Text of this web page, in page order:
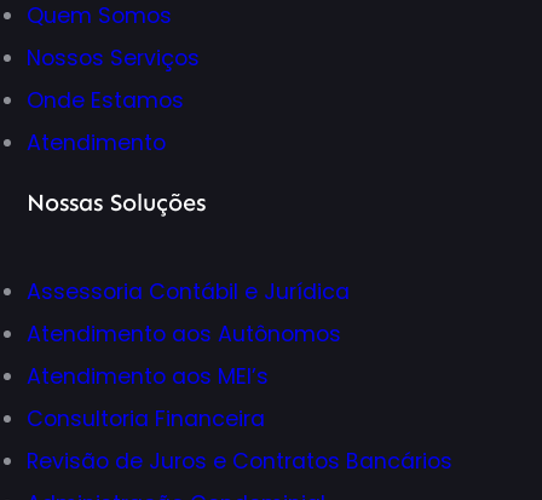
Quem Somos
Nossos Serviços
Onde Estamos
Atendimento
Nossas Soluções
Assessoria Contábil e Jurídica
Atendimento aos Autônomos
Atendimento aos MEI’s
Consultoria Financeira
Revisão de Juros e Contratos Bancários